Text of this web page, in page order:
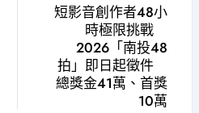
短影音創作者48小
時極限挑戰
2026「南投48
拍」即日起徵件
總獎金41萬、首獎
10萬